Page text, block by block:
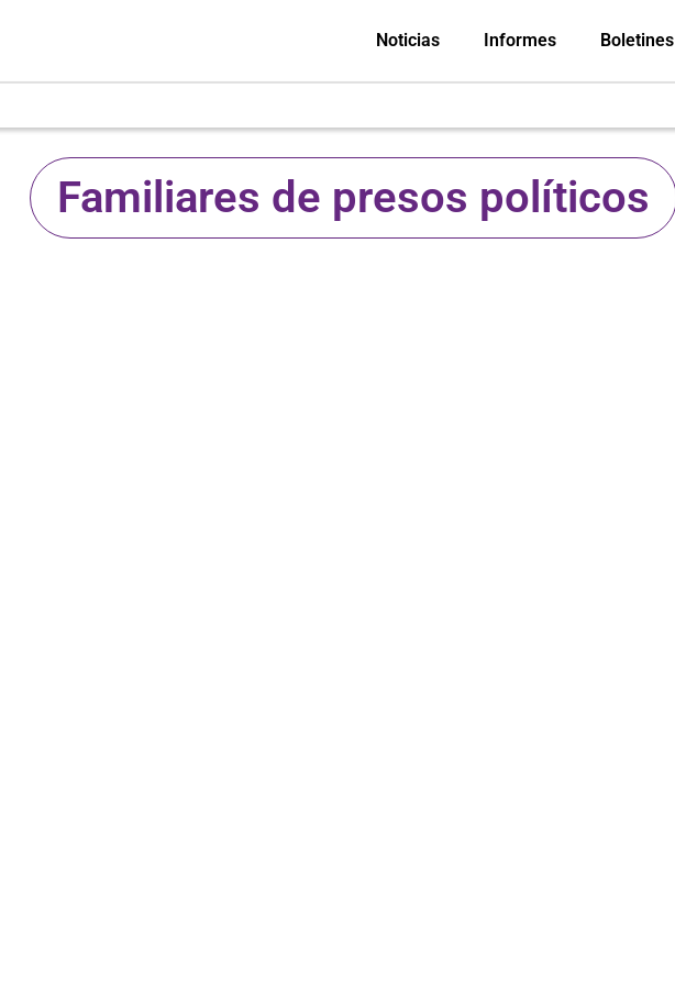
Noticias Informes Boletines
Familiares de presos políticos